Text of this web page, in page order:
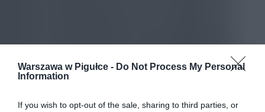
Warszawa w Pigułce - Do Not Process My Personal
Information
If you wish to opt-out of the sale, sharing to third parties, or